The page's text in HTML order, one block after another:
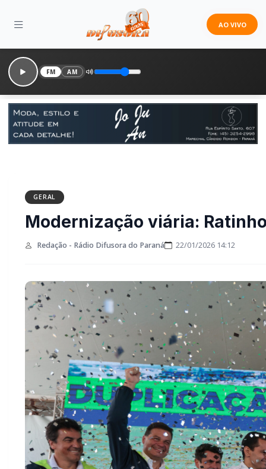
AO VIVO
FM AM
GERAL
Modernização viária:
Redação - Rádio Difusora do Paraná 22/01/2026 14:12